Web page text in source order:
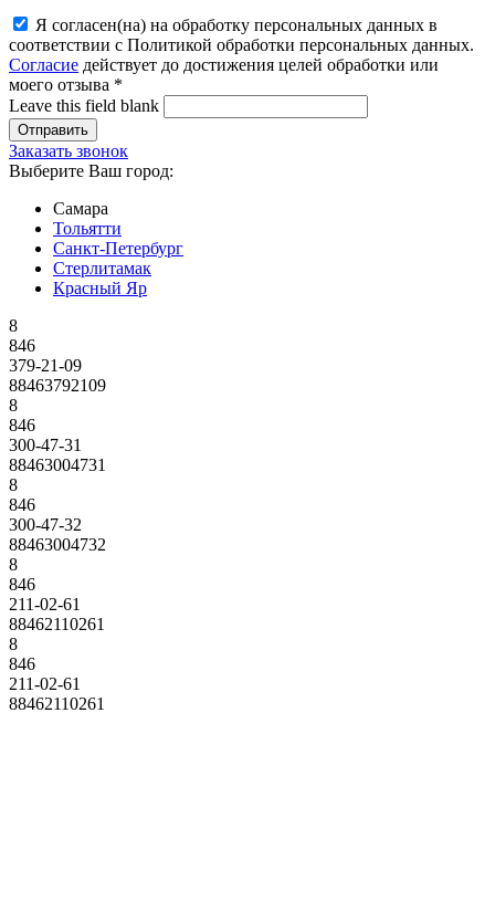
Я согласен(на) на обработку персональных данных в
соответствии с Политикой обработки персональных данных.
Согласие действует до достижения целей обработки или
моего отзыва *
Leave this field blank
Заказать звонок
Выберите Ваш город:
Самара
Тольятти
Санкт-Петербург
Стерлитамак
Красный Яр
8
846
379-21-09
88463792109
8
846
300-47-31
88463004731
8
846
300-47-32
88463004732
8
846
211-02-61
88462110261
8
846
211-02-61
88462110261